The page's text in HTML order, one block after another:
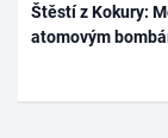
Štěstí z Kokury:
atomovým